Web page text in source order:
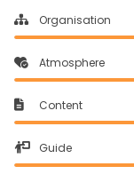
Organisation
Atmosphere
Content
Guide